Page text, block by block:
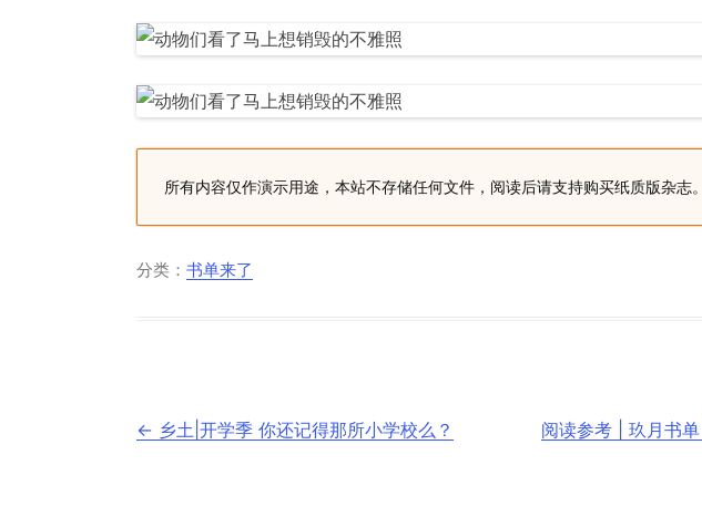
所有内容仅作演示用途，本站不存储任何文件，阅读后请支持购买纸质版杂志。
分类：书单来了
文
章
← 乡土|开学季 你还记得那所小学校么？
阅读参考 | 玖月书